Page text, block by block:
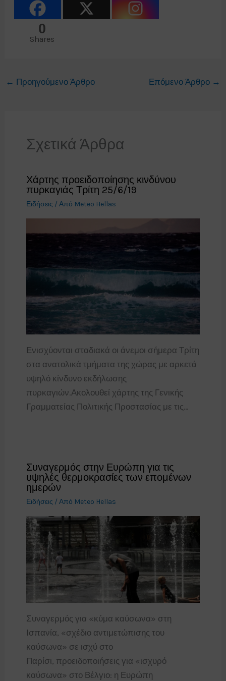
0
Shares
← Προηγούμενο Άρθρο Επόμενο Άρθρο →
Σχετικά Άρθρα
Χάρτης προειδοποίησης κινδύνου
πυρκαγιάς Τρίτη 25/6/19
Ειδήσεις / Από Meteo Hellas
Ενισχύονται σταδιακά οι άνεμοι σήμερα Τρίτη
στα ανατολικά τμήματα της χώρας με αρκετά
υψηλό κίνδυνο εκδήλωσης
πυρκαγιών.Ακολουθεί χάρτης της Γενικής
Γραμματείας Πολιτικής Προστασίας με τις…
Συναγερμός στην Ευρώπη για τις
υψηλές θερμοκρασίες των επομένων
ημερών
Ειδήσεις / Από Meteo Hellas
Συναγερμός για «κύμα καύσωνα» στη
Ισπανία, «σχέδιο αντιμετώπισης του
καύσωνα» σε ισχύ στο
Παρίσι, προειδοποιήσεις για «ισχυρό
καύσωνα» στο Βέλγιο: η Ευρώπη